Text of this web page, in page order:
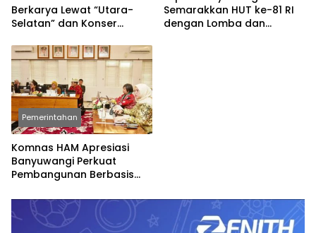
Berkarya Lewat “Utara-
Selatan” dan Konser
Semarakkan HUT ke-81 RI
dengan Lomba dan
Pemerintahan
Komnas HAM Apresiasi
Banyuwangi Perkuat
Pembangunan Berbasis